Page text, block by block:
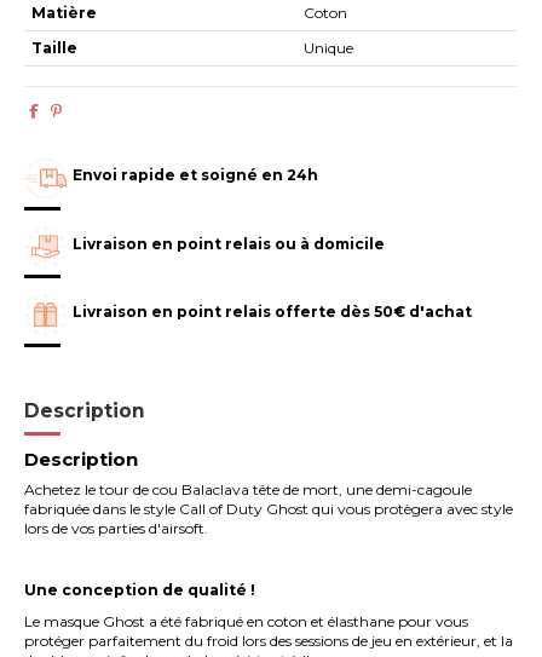
Matière
Coton
Taille
Unique
Envoi rapide et soigné en 24h
Livraison en point relais ou à domicile
Livraison en point relais offerte dès 50€ d'achat
Description
Description
Achetez le tour de cou Balaclava tête de mort, une demi-cagoule
fabriquée dans le style Call of Duty Ghost qui vous protègera avec style
lors de vos parties d'airsoft.
Une conception de qualité !
Le masque Ghost a été fabriqué en coton et élasthane pour vous
protéger parfaitement du froid lors des sessions de jeu en extérieur, et la